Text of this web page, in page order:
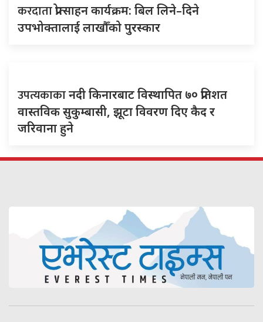
करदाताप्रोत्साहन कार्यक्रम: बिल लिने–दिने
उपभोक्तालाई लाखौँको पुरस्कार
उपत्यकाकानदी किनारबाट विस्थापित ७० प्रतिशत
वास्तविक सुकुम्बासी, झूटा विवरण दिए कैद र
जरिवाना हुने